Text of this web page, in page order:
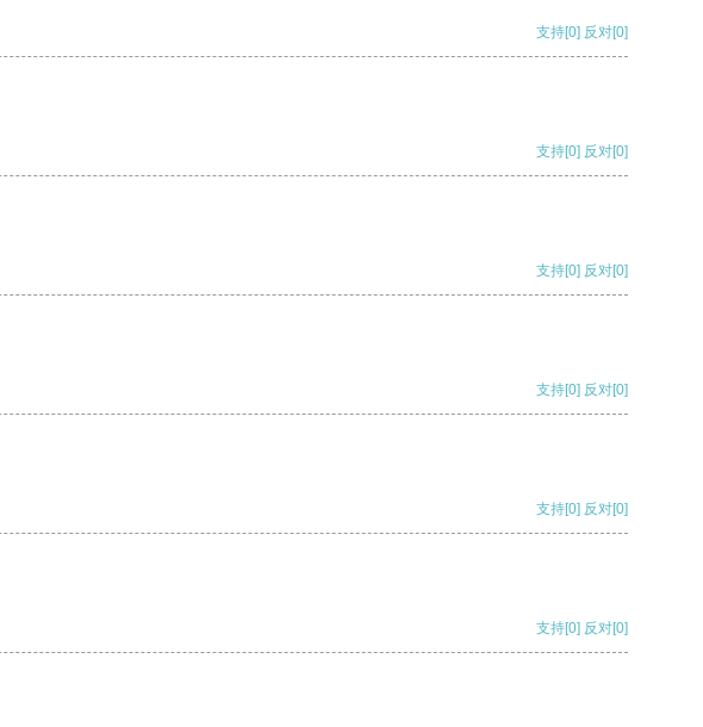
支持[0] 反对[0]
支持[0] 反对[0]
支持[0] 反对[0]
支持[0] 反对[0]
支持[0] 反对[0]
支持[0] 反对[0]